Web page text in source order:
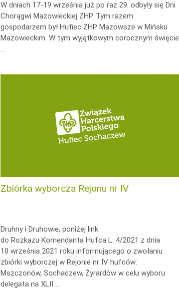
W dniach 17-19 września już po raz 29. odbyły się Dni
Chorągwi Mazowieckiej ZHP. Tym razem
gospodarzem był Hufiec ZHP Mazowsze w Mińsku
Mazowieckim. W tym wyjątkowym corocznym święcie
…
Zbiórka wyborcza Rejonu nr IV
Druhny i Druhowie, poniżej link
do Rozkazu Komendanta Hufca L. 4/2021 z dnia
10 września 2021 roku informującego o zwołaniu
zbiórki wyborczej w Rejonie nr IV hufców:
Mszczonów, Sochaczew, Żyrardów w celu wyboru
delegata na XLII …